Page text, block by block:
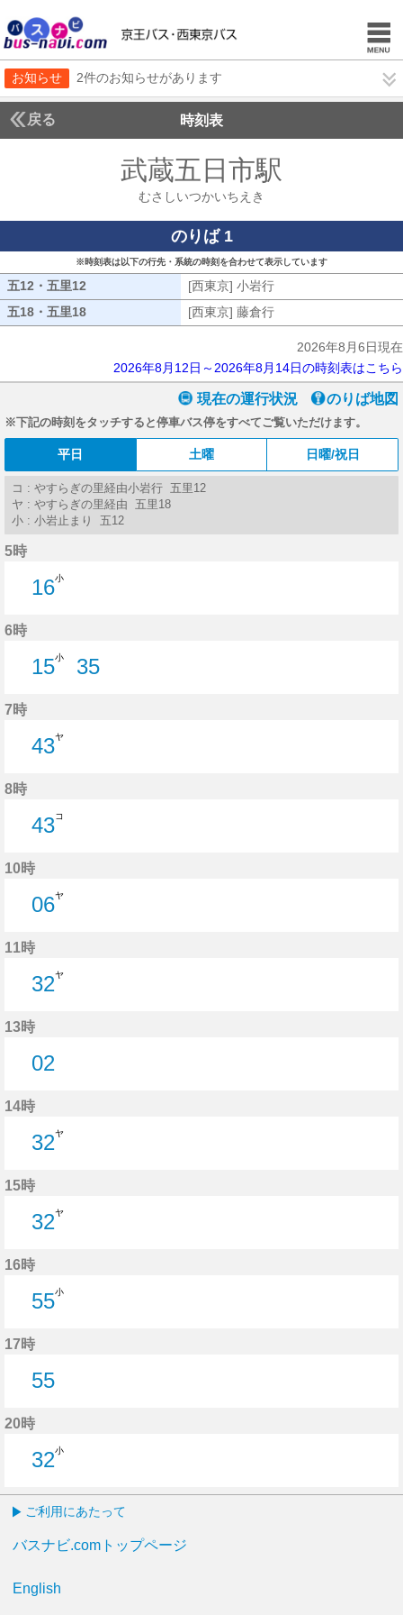
お知らせ 2件のお知らせがあります
戻る 時刻表
武蔵五日市駅
むさしいつかいちえき
のりば 1
※時刻表は以下の行先・系統の時刻を合わせて表示しています
五12・五里12 [西東京] 小岩行
五18・五里18
[西東京] 藤倉行
2026年8月6日現在
2026年8月12日～2026年8月14日の時刻表はこちら
現在の運行状況 のりば地図
※下記の時刻をタッチすると停車バス停をすべてご覧いただけます。
平日 土曜 日曜/祝日
コ : やすらぎの里経由小岩行 五里12
ヤ : やすらぎの里経由 五里18
小 : 小岩止まり 五12
5時
16小
6時
15小
35
7時
43ヤ
8時
43コ
10時
06ヤ
11時
32ヤ
13時
02
14時
32ヤ
15時
32ヤ
16時
55小
17時
55
20時
32小
ご利用にあたって
バスナビ.comトップページ
English